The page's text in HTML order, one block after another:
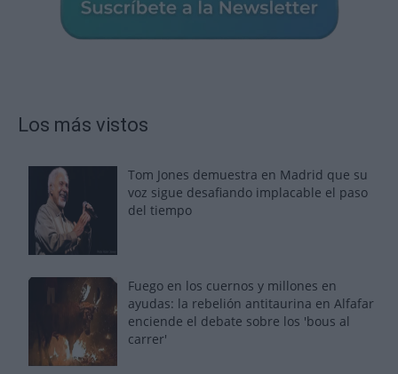
Los más vistos
Tom Jones demuestra en Madrid que su
voz sigue desafiando implacable el paso
del tiempo
Fuego en los cuernos y millones en
ayudas: la rebelión antitaurina en Alfafar
enciende el debate sobre los 'bous al
carrer'